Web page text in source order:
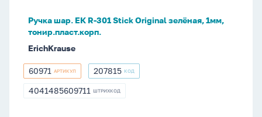
1мм,
тонир.пласт.корп.
Ручка шар. ЕК R-301 Stick Original зелёная, 1мм,
тонир.пласт.корп.
ErichKrause
60971
60971 АРТИКУЛ 207815
207815 КОД
4041485609711
4041485609711 ШТРИХКОД